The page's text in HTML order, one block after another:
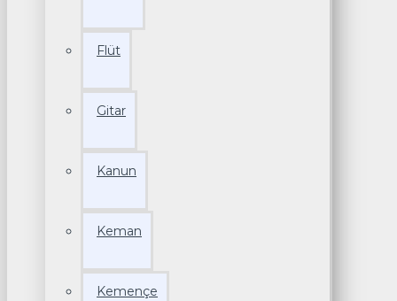
Flüt
Gitar
Kanun
Keman
Kemençe